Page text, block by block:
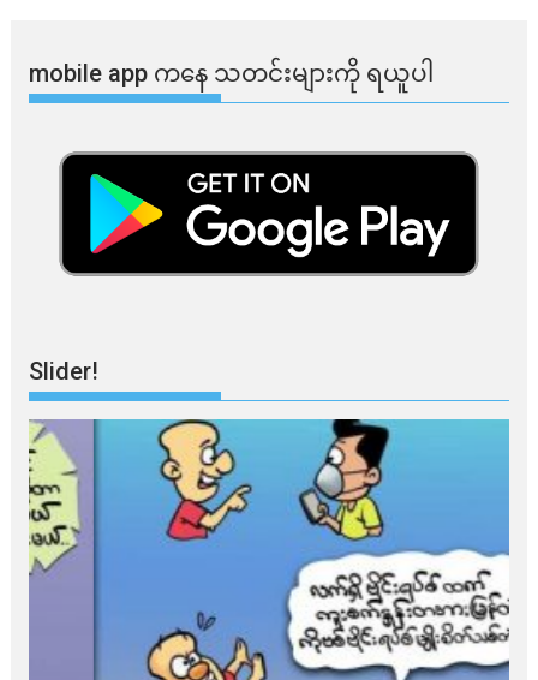
mobile app ​​ကနေ ​​သတင်းများကို ရယူပါ
Slider!